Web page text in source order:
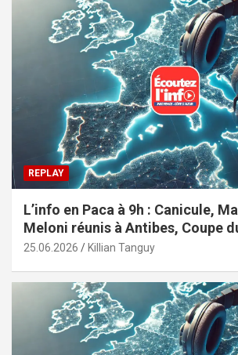
REPLAY
L’info en Paca à 9h : Canicule,
Meloni réunis à Antibes, Coupe
25.06.2026 Killian Tanguy